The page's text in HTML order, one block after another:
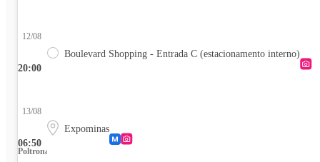
20:00
12/08
Boulevard Shopping - Entrada C (estacionamento interno)
06:50
13/08
Expominas
Poltrona